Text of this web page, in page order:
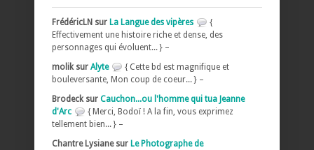
FrédéricLN sur La Langue des vipères
{
Effectivement une histoire riche et dense, des
personnages qui évoluent... } –
molik sur Alyte
{ Cette bd est magnifique et
bouleversante, Mon coup de coeur... } –
Brodeck sur Cauchon...ou l'homme qui tua Jeanne
d'Arc
{ Merci, Bodoï ! A la fin, vous exprimez
tellement bien... } –
Chantre Lysiane sur Le Photographe de